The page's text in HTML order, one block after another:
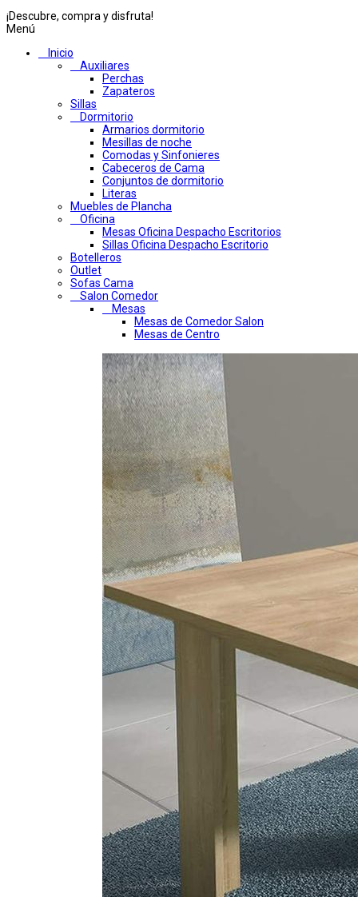
¡Descubre, compra y disfruta!
Menú
Inicio
Auxiliares
Perchas
Zapateros
Sillas
Dormitorio
Armarios dormitorio
Mesillas de noche
Comodas y Sinfonieres
Cabeceros de Cama
Conjuntos de dormitorio
Literas
Muebles de Plancha
Oficina
Mesas Oficina Despacho Escritorios
Sillas Oficina Despacho Escritorio
Botelleros
Outlet
Sofas Cama
Salon Comedor
Mesas
Mesas de Comedor Salon
Mesas de Centro